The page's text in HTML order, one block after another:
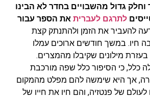
גדול מהשבויים בחדר לא הבינו
לתרגם לעברית את הספר עבור
להעביר את הזמן ולהתנתק קצת
חיו. במשך חודשים ארוכים עמלו
מילונים שקיבלו מהמצרים.
כלל, כי הסיפור כלל שפה מורכבת
אך היא שימשה להם מפלט מהמקום
של פנטזיה, והם חיו את חייו של